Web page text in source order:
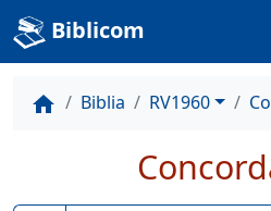
Biblicom
home Biblia RV1960